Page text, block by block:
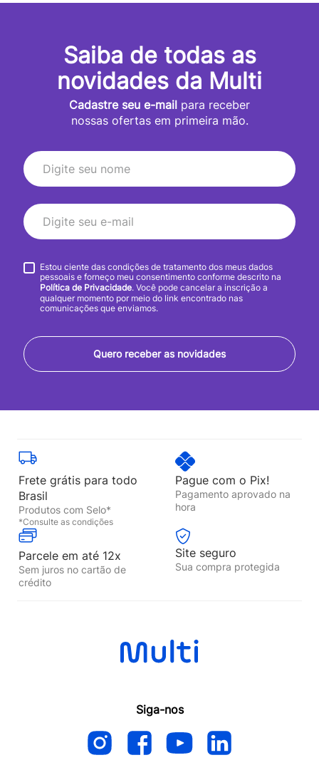
Saiba de todas as
novidades da Multi
Cadastre seu e-mail para receber
nossas ofertas em primeira mão.
Quero receber as novidades
Estou ciente das condições de tratamento dos meus dados
pessoais e forneço meu consentimento conforme descrito na
Política de Privacidade. Você pode cancelar a inscrição a
qualquer momento por meio do link encontrado nas
comunicações que enviamos.
Frete grátis para todo
Brasil
Produtos com Selo*
*Consulte as condições
Pague com o Pix!
Pagamento aprovado na
hora
Parcele em até 12x
Sem juros no cartão de
crédito
Site seguro
Sua compra protegida
Siga-nos